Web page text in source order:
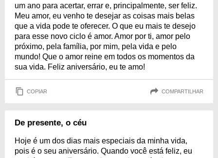
um ano para acertar, errar e, principalmente, ser feliz.
Meu amor, eu venho te desejar as coisas mais belas
que a vida pode te oferecer. O que eu mais te desejo
para esse novo ciclo é amor. Amor por ti, amor pelo
próximo, pela família, por mim, pela vida e pelo
mundo! Que o amor reine em todos os momentos da
sua vida. Feliz aniversário, eu te amo!
COPIAR COMPARTILHAR
De presente, o céu
Hoje é um dos dias mais especiais da minha vida,
pois é o seu aniversário. Quando você está feliz, eu